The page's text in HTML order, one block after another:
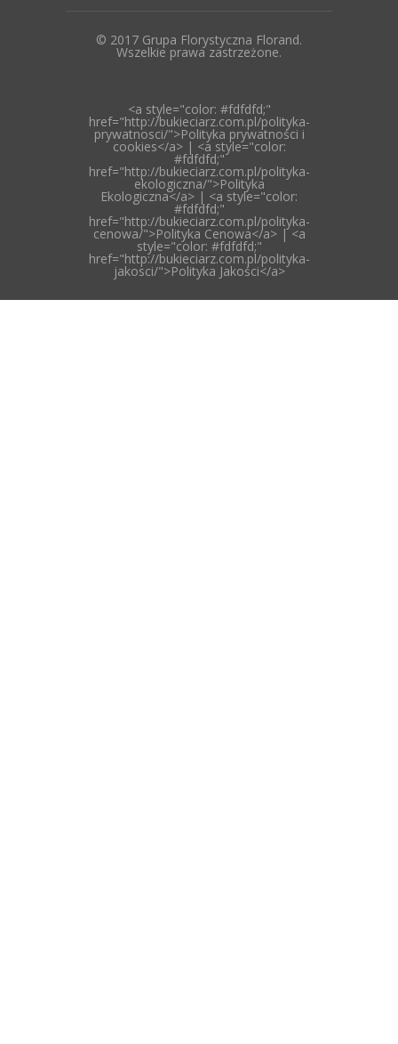
© 2017 Grupa Florystyczna Florand.
Wszelkie prawa zastrzeżone.
<a style="color: #fdfdfd;"
href="http://bukieciarz.com.pl/polityka-
prywatnosci/">Polityka prywatności i
cookies</a> | <a style="color:
#fdfdfd;"
href="http://bukieciarz.com.pl/polityka-
ekologiczna/">Polityka
Ekologiczna</a> | <a style="color:
#fdfdfd;"
href="http://bukieciarz.com.pl/polityka-
cenowa/">Polityka Cenowa</a> | <a
style="color: #fdfdfd;"
href="http://bukieciarz.com.pl/polityka-
jakosci/">Polityka Jakości</a>